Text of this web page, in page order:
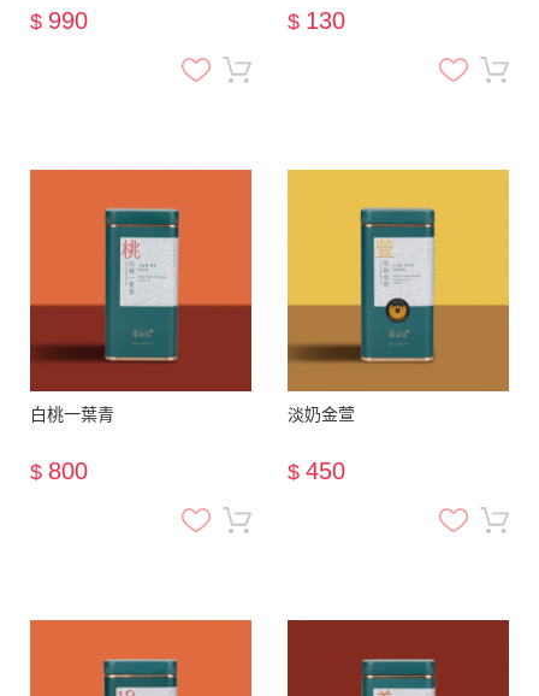
透明軍綠/霧白尤加利瓶
$ 990 $ 130
白桃一葉青
$ 800
淡奶金萱
$ 450